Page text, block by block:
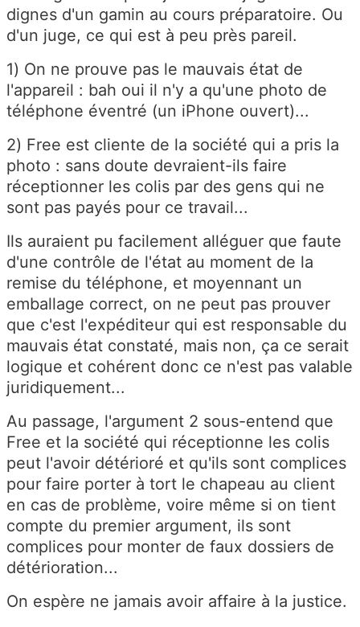
dignes d'un gamin au cours préparatoire. Ou
d'un juge, ce qui est à peu près pareil.
1) On ne prouve pas le mauvais état de
l'appareil : bah oui il n'y a qu'une photo de
téléphone éventré (un iPhone ouvert)...
2) Free est cliente de la société qui a pris la
photo : sans doute devraient-ils faire
réceptionner les colis par des gens qui ne
sont pas payés pour ce travail...
Ils auraient pu facilement alléguer que faute
d'une contrôle de l'état au moment de la
remise du téléphone, et moyennant un
emballage correct, on ne peut pas prouver
que c'est l'expéditeur qui est responsable du
mauvais état constaté, mais non, ça ce serait
logique et cohérent donc ce n'est pas valable
juridiquement...
Au passage, l'argument 2 sous-entend que
Free et la société qui réceptionne les colis
peut l'avoir détérioré et qu'ils sont complices
pour faire porter à tort le chapeau au client
en cas de problème, voire même si on tient
compte du premier argument, ils sont
complices pour monter de faux dossiers de
détérioration...
On espère ne jamais avoir affaire à la justice.